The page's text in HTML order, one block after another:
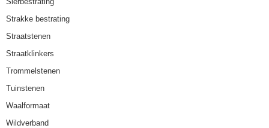
Strakke bestrating
Straatstenen
Straatklinkers
Trommelstenen
Tuinstenen
Waalformaat
Wildverband